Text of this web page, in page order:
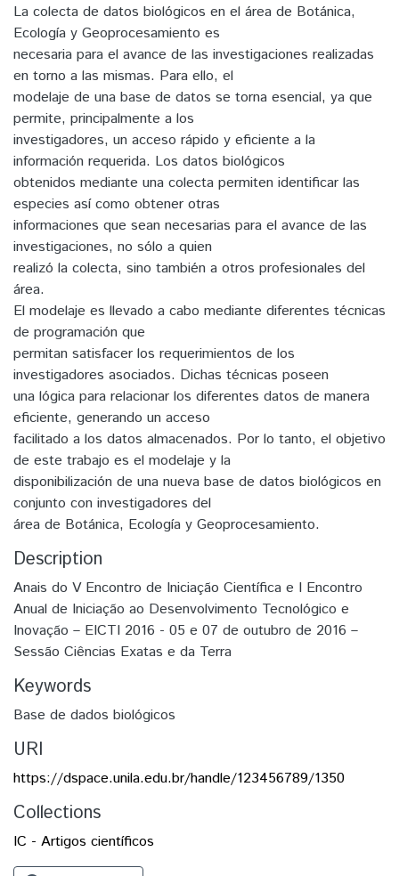
La colecta de datos biológicos en el área de Botánica,
Ecología y Geoprocesamiento es
necesaria para el avance de las investigaciones realizadas
en torno a las mismas. Para ello, el
modelaje de una base de datos se torna esencial, ya que
permite, principalmente a los
investigadores, un acceso rápido y eficiente a la
información requerida. Los datos biológicos
obtenidos mediante una colecta permiten identificar las
especies así como obtener otras
informaciones que sean necesarias para el avance de las
investigaciones, no sólo a quien
realizó la colecta, sino también a otros profesionales del
área.
El modelaje es llevado a cabo mediante diferentes técnicas
de programación que
permitan satisfacer los requerimientos de los
investigadores asociados. Dichas técnicas poseen
una lógica para relacionar los diferentes datos de manera
eficiente, generando un acceso
facilitado a los datos almacenados. Por lo tanto, el objetivo
de este trabajo es el modelaje y la
disponibilización de una nueva base de datos biológicos en
conjunto con investigadores del
área de Botánica, Ecología y Geoprocesamiento.
Description
Anais do V Encontro de Iniciação Científica e I Encontro
Anual de Iniciação ao Desenvolvimento Tecnológico e
Inovação – EICTI 2016 - 05 e 07 de outubro de 2016 –
Sessão Ciências Exatas e da Terra
Keywords
Base de dados biológicos
URI
https://dspace.unila.edu.br/handle/123456789/1350
Collections
IC - Artigos científicos